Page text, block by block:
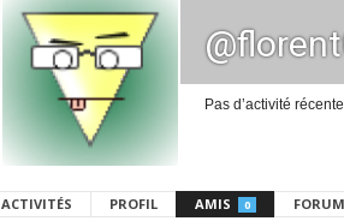
Pas d’activité récente
ACTIVITÉS PROFIL AMIS 0